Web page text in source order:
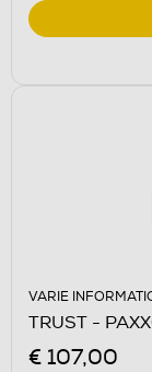
VARIE
TRUST -
€ 107,00